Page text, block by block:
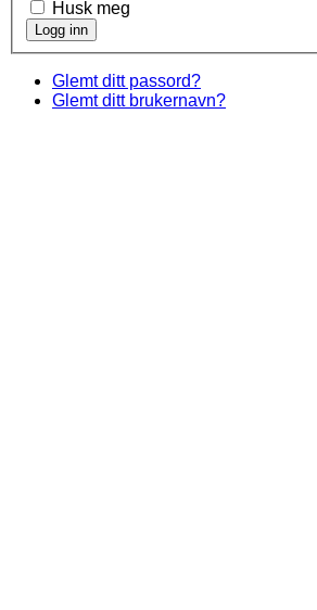
Husk meg
Glemt ditt passord?
Glemt ditt brukernavn?